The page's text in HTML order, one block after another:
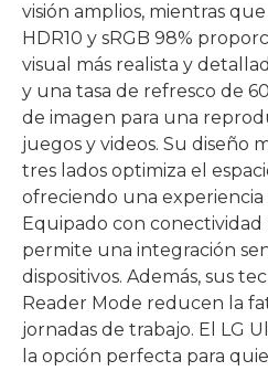
visión amplios, mientras
HDR10 y sRGB 98%
visual más realista y
y una tasa de refresco de
de imagen para una
juegos y videos. Su diseño
tres lados optimiza el
ofreciendo una experiencia
Equipado con conectividad
permite una integración
dispositivos. Además, sus
Reader Mode reducen la
jornadas de trabajo. El LG
la opción perfecta para